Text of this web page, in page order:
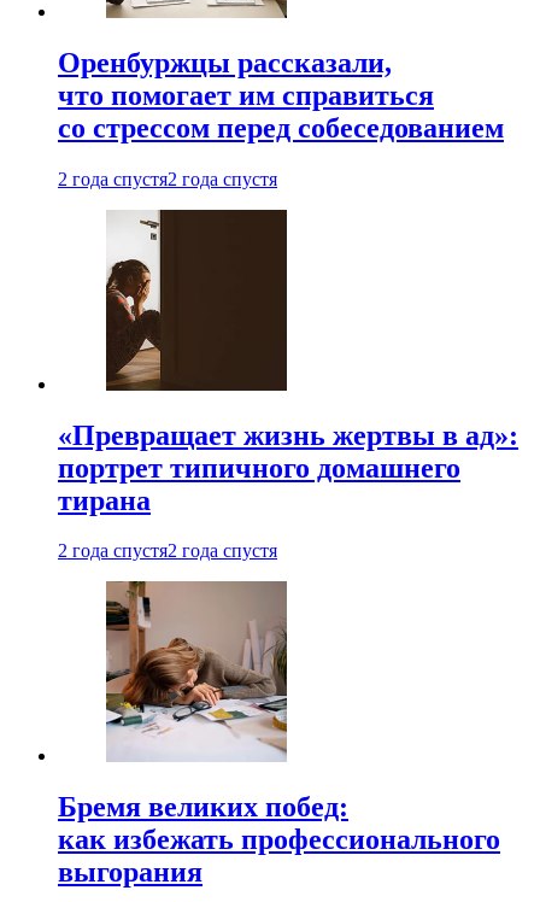
Оренбуржцы рассказали,
что помогает им справиться
со стрессом перед собеседованием
2 года спустя2 года спустя
«Превращает жизнь жертвы в ад»:
портрет типичного домашнего
тирана
2 года спустя2 года спустя
Бремя великих побед:
как избежать профессионального
выгорания